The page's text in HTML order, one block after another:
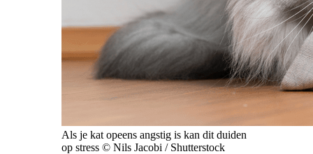
Als je kat opeens angstig is kan dit duiden
op stress © Nils Jacobi / Shutterstock